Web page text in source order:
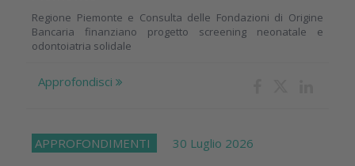
Regione Piemonte e Consulta delle Fondazioni di Origine
Bancaria finanziano progetto screening neonatale e
odontoiatria solidale
Approfondisci
APPROFONDIMENTI 30 Luglio 2026